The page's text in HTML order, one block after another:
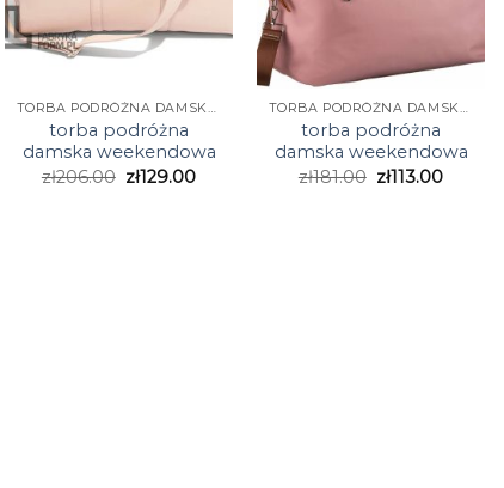
TORBA PODRÓŻNA DAMSKA WEEKENDOWA
torba podróżna
damska weekendowa
zł206.00 zł129.00
TORBA PODRÓŻNA DAMSKA WEEKENDOWA
torba podróżna
damska weekendowa
zł181.00 zł113.00